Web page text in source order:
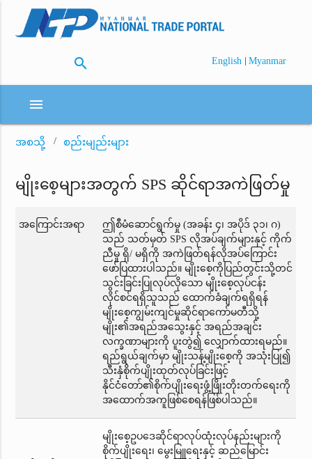
search English | Myanmar
menu
အစသို့ စည်းမျည်းများ
မျိုးစေ့များအတွက် SPS ဆိုင်ရာအကဲဖြတ်မှု
အကြောင်းအရာ
ဤစီမံဆောင်ရွက်မှု (အခန်း ၄၊ အပိုဒ် ၃၁၊ ဂ)
သည် သတ်မှတ် SPS လိုအပ်ချက်များနှင့် ကိုက်
ညီမှု ရှိ/ မရှိကို အကဲဖြတ်ရန်လိုအပ်ကြောင်း
ဖော်ပြထားပါသည်။ မျိုးစေ့ကိုပြည်တွင်းသို့တင်
သွင်းခြင်းပြုလုပ်လိုသော မျိုးစေ့လုပ်ငန်း
လိုင်စင်ရရှိသူသည် ထောက်ခံချက်ရရှိရန်
မျိုးစေ့ကျွမ်းကျင်မှုဆိုင်ရာကော်မတီသို့
မျိုး၏အရည်အသွေးနှင့် အရည်အချင်း
လက္ခဏာများကို ပူးတွဲ၍ လျှောက်ထားရမည်။
ရည်ရွယ်ချက်မှာ မျိုးသန့်မျိုးစေ့ကို အသုံးပြု၍
သီးနှံစိုက်ပျိုးထုတ်လုပ်ခြင်းဖြင့်
နိုင်ငံတော်၏စိုက်ပျိုးရေးဖွံ့ဖြိုးတိုးတက်ရေးကို
အထောက်အကူဖြစ်စေရန်ဖြစ်ပါသည်။
မျိုးစေ့ဥပဒေဆိုင်ရာလုပ်ထုံးလုပ်နည်းများကို
စိုက်ပျိုးရေး၊ မွေးမြူရေးနှင့် ဆည်မြောင်း